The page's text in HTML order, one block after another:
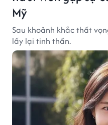
Mỹ
Sau khoảnh khắc thất
lấy lại tinh thần.